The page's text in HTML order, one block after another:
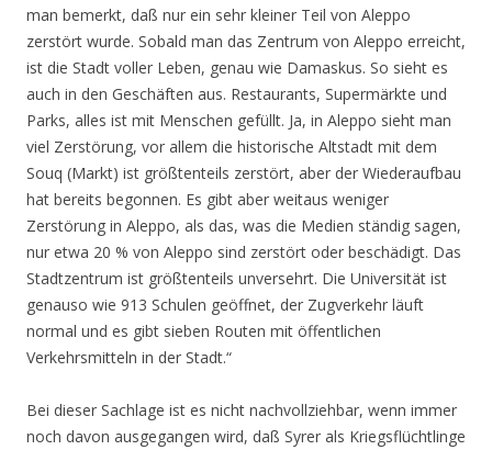
man bemerkt, daß nur ein sehr kleiner Teil von Aleppo
zerstört wurde. Sobald man das Zentrum von Aleppo erreicht,
ist die Stadt voller Leben, genau wie Damaskus. So sieht es
auch in den Geschäften aus. Restaurants, Supermärkte und
Parks, alles ist mit Menschen gefüllt. Ja, in Aleppo sieht man
viel Zerstörung, vor allem die historische Altstadt mit dem
Souq (Markt) ist größtenteils zerstört, aber der Wiederaufbau
hat bereits begonnen. Es gibt aber weitaus weniger
Zerstörung in Aleppo, als das, was die Medien ständig sagen,
nur etwa 20 % von Aleppo sind zerstört oder beschädigt. Das
Stadtzentrum ist größtenteils unversehrt. Die Universität ist
genauso wie 913 Schulen geöffnet, der Zugverkehr läuft
normal und es gibt sieben Routen mit öffentlichen
Verkehrsmitteln in der Stadt.“
Bei dieser Sachlage ist es nicht nachvollziehbar, wenn immer
noch davon ausgegangen wird, daß Syrer als Kriegsflüchtlinge